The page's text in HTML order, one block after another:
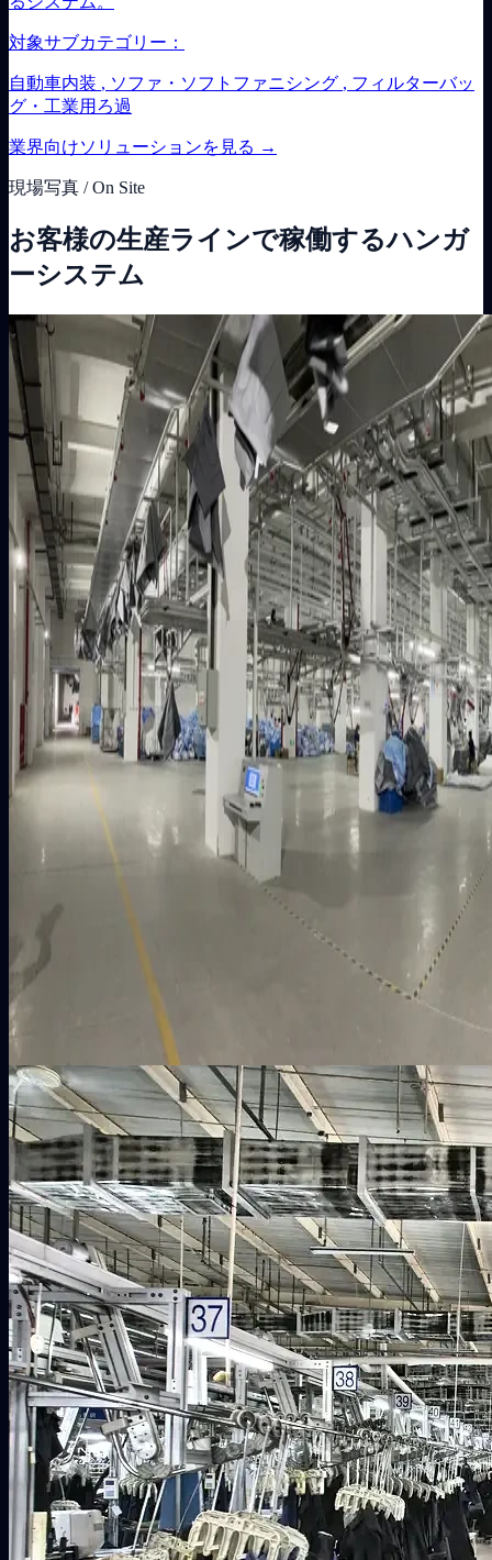
対象サブカテゴリー：
自動車内装 , ソファ・ソフトファニシング , フィルターバッ
グ・工業用ろ過
業界向けソリューションを見る →
現場写真 / On Site
お客様の生産ラインで稼働するハンガ
ーシステム